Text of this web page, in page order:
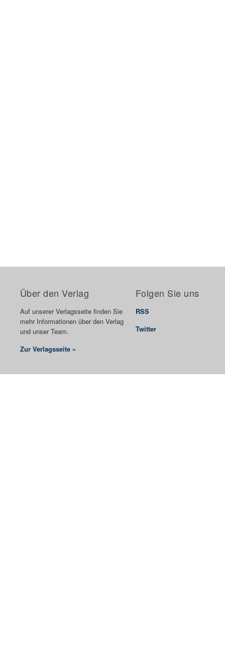
Über den Verlag
Auf unserer Verlagsseite finden Sie
mehr Informationen über den Verlag
und unser Team.
Zur Verlagsseite »
Folgen Sie uns
RSS
Twitter